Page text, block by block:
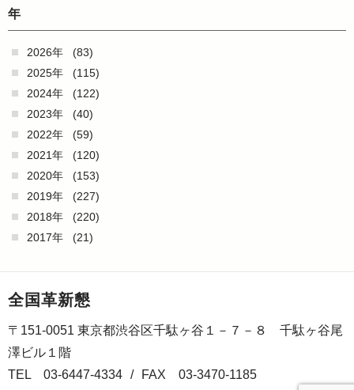
年
2026年
(83)
2025年
(115)
2024年
(122)
2023年
(40)
2022年
(59)
2021年
(120)
2020年
(153)
2019年
(227)
2018年
(220)
2017年
(21)
全国革新懇
〒151-0051 東京都渋谷区千駄ヶ谷１－７－８ 千駄ヶ谷尾
澤ビル１階
TEL 03-6447-4334 / FAX 03-3470-1185